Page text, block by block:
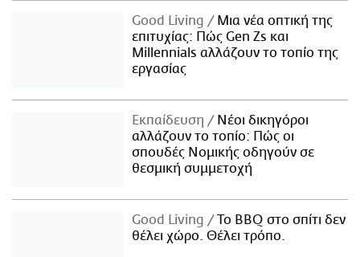
Good Living
Μια νέα οπτική της
επιτυχίας: Πώς Gen Zs και
Millennials αλλάζουν το τοπίο της
εργασίας
Εκπαίδευση
Νέοι δικηγόροι
αλλάζουν το τοπίο: Πώς οι
σπουδές Νομικής οδηγούν σε
θεσμική συμμετοχή
Good Living
Το BBQ στο σπίτι δεν
θέλει χώρο. Θέλει τρόπο.